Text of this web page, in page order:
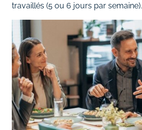
travaillés (5 ou 6 jours par semaine).